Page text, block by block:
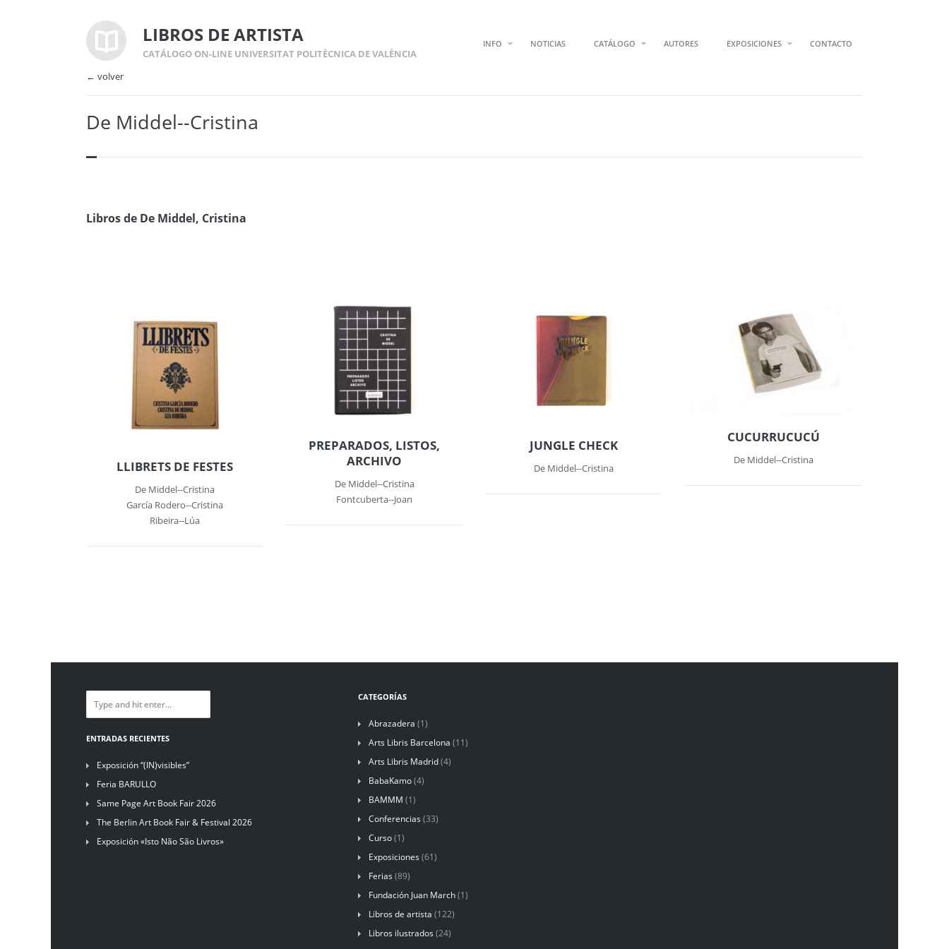
LIBROS DE ARTISTA
CATÁLOGO ON-LINE UNIVERSITAT POLITÈCNICA DE VALÈNCIA
INFO NOTICIAS CATÁLOGO AUTORES EXPOSICIONES CONTACTO
← volver
De Middel--Cristina
Libros de De Middel, Cristina
LLIBRETS DE FESTES
De Middel--Cristina
García Rodero--Cristina
Ribeira--Lúa
PREPARADOS, LISTOS,
ARCHIVO
De Middel--Cristina
Fontcuberta--Joan
JUNGLE CHECK
De Middel--Cristina
CUCURRUCUCÚ
De Middel--Cristina
ENTRADAS RECIENTES
Exposición “(IN)visibles”
Feria BARULLO
Same Page Art Book Fair 2026
The Berlin Art Book Fair & Festival 2026
Exposición «Isto Não São Livros»
CATEGORÍAS
Abrazadera (1)
Arts Libris Barcelona (11)
Arts Libris Madrid(4)
BabaKamo(4)
BAMMM (1)
Conferencias (33)
Curso(1)
Exposiciones (61)
Ferias (89)
Fundación Juan March(1)
Libros de artista (122)
Libros ilustrados (24)